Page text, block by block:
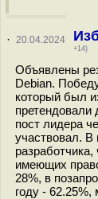
· 20.04.2024
+14)
Объявлены
Debian.
который был
претендовали
пост лидера
участвовал. В
разработчика,
имеющих
28%, в
году - 62.25%,